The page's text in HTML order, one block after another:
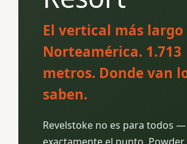
El vertical más largo
Norteamérica. 1.713
metros. Donde van
saben.
Revelstoke no es para todos —